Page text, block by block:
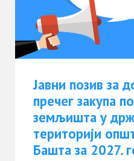
Јавни позив за
пречег закупа
земљишта у
територији
Башта за 2027.